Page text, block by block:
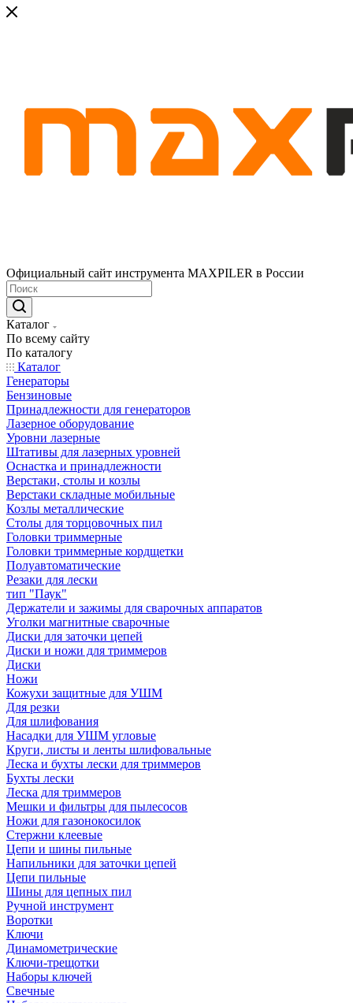
Официальный сайт инструмента MAXPILER в России
Каталог
По всему сайту
По каталогу
Каталог
Генераторы
Бензиновые
Принадлежности для генераторов
Лазерное оборудование
Уровни лазерные
Штативы для лазерных уровней
Оснастка и принадлежности
Верстаки, столы и козлы
Верстаки складные мобильные
Козлы металлические
Столы для торцовочных пил
Головки триммерные
Головки триммерные кордщетки
Полуавтоматические
Резаки для лески
тип "Паук"
Держатели и зажимы для сварочных аппаратов
Уголки магнитные сварочные
Диски для заточки цепей
Диски и ножи для триммеров
Диски
Ножи
Кожухи защитные для УШМ
Для резки
Для шлифования
Насадки для УШМ угловые
Круги, листы и ленты шлифовальные
Леска и бухты лески для триммеров
Бухты лески
Леска для триммеров
Мешки и фильтры для пылесосов
Ножи для газонокосилок
Стержни клеевые
Цепи и шины пильные
Напильники для заточки цепей
Цепи пильные
Шины для цепных пил
Ручной инструмент
Воротки
Ключи
Динамометрические
Ключи-трещотки
Наборы ключей
Свечные